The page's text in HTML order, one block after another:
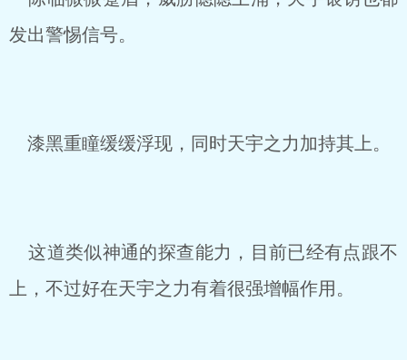
发出警惕信号。
漆黑重瞳缓缓浮现，同时天宇之力加持其上。
这道类似神通的探查能力，目前已经有点跟不
上，不过好在天宇之力有着很强增幅作用。